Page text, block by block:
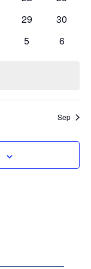
0
29
0
30
0
5
0
6
Sep